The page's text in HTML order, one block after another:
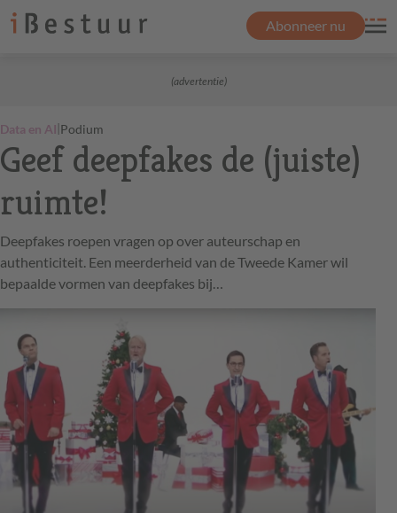
Abonneer nu
(advertentie)
Data en AI|Podium
Geef deepfakes de (juiste)
ruimte!
Deepfakes roepen vragen op over auteurschap en
authenticiteit. Een meerderheid van de Tweede Kamer wil
bepaalde vormen van deepfakes bij…